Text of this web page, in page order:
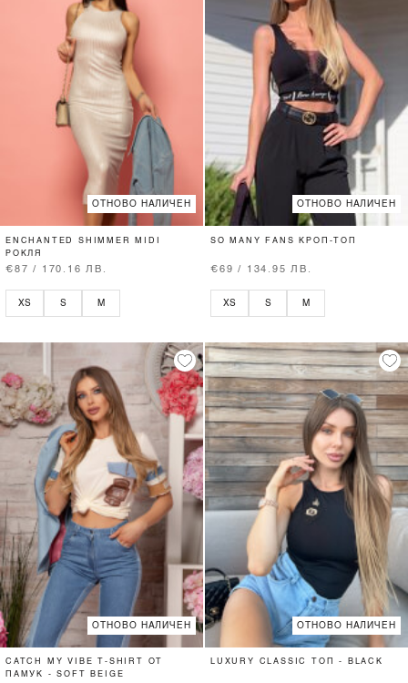
ОТНОВО НАЛИЧЕН
ENCHANTED SHIMMER MIDI
РОКЛЯ
€87 / 170.16 ЛВ.
XS S M
ОТНОВО НАЛИЧЕН
SO MANY FANS КРОП-ТОП
€69 / 134.95 ЛВ.
XS S M
ОТНОВО НАЛИЧЕН
CATCH MY VIBE T-SHIRT ОТ
ПАМУК - SOFT BEIGE
ОТНОВО НАЛИЧЕН
LUXURY CLASSIC ТОП - BLACK